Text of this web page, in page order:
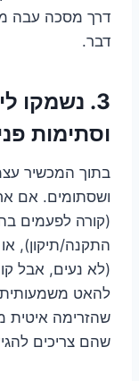
דרך מסכה עבה
דבר.
3. נשמקו
וסתימות
בתוך המכשיר
ושסתומים. אם
(קורה לפעמים
התקנה/תיקון),
(לא נעים, אבל
להאט
שהזרימה איטית
שהם צריכים